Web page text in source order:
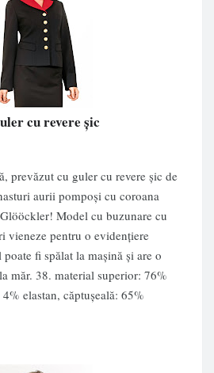
cu revere şic
prevăzut cu guler cu revere şic de
aurii pompoşi cu coroana
Model cu buzunare cu
vieneze pentru o evidenţiere
fi spălat la maşină şi are o
măr. 38. material superior: 76%
elastan, căptuşeală: 65%